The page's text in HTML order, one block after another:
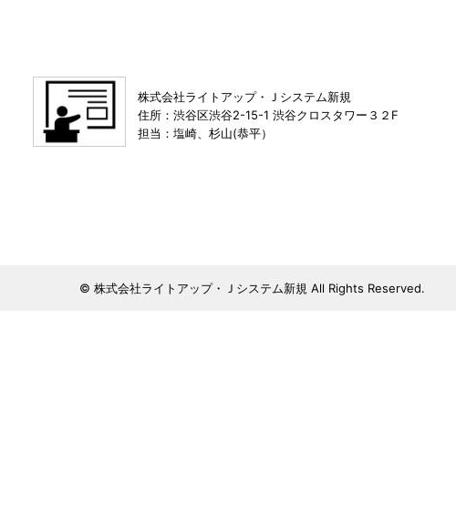
株式会社ライトアップ・Ｊシステム新規
住所：渋谷区渋谷2-15-1 渋谷クロスタワー３２F
担当：塩崎、杉山(恭平）
© 株式会社ライトアップ・Ｊシステム新規 All Rights Reserved.